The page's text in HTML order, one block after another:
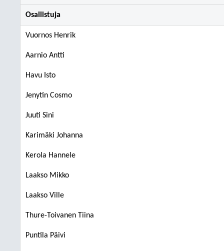
Osallistuja
Vuornos Henrik
Aarnio Antti
Havu Isto
Jenytin Cosmo
Juuti Sini
Karimäki Johanna
Kerola Hannele
Laakso Mikko
Laakso Ville
Thure-Toivanen Tiina
Puntila Päivi